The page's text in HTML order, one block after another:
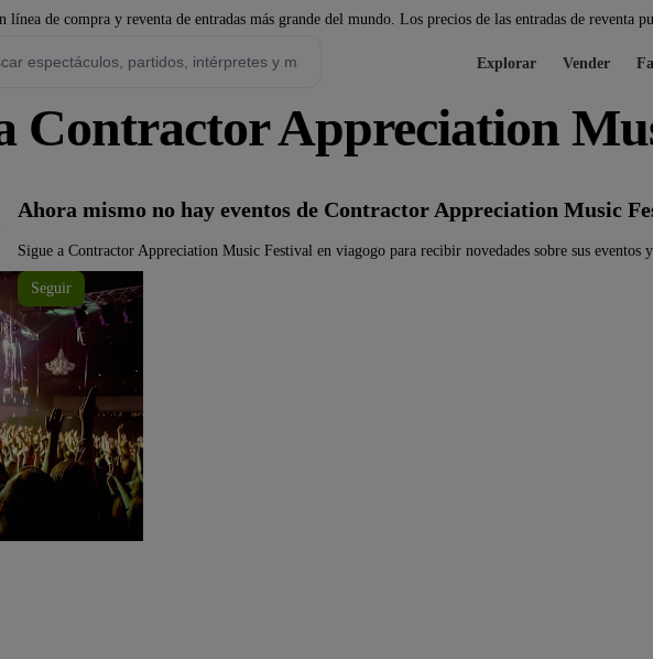
línea de compra y reventa de entradas más grande del mundo. Los precios de las entradas de reventa
Explorar Vender
Contractor Appreciation
Ahora mismo no hay eventos de Contractor Appreciation Music
Sigue a Contractor Appreciation Music Festival en viagogo para recibir novedades sobre sus eventos
Seguir